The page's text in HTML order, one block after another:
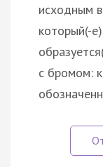
исходным
который(-
с бромом: